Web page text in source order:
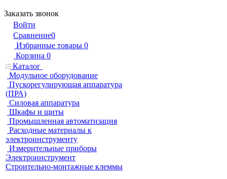
Заказать звонок
Войти
Сравнение0
Избранные товары 0
Корзина 0
Каталог
Модульное оборудование
Пускорегулирующая аппаратура
(ПРА)
Силовая аппаратура
Шкафы и щиты
Промышленная автоматизация
Расходные материалы к
электроинструменту
Измерительные приборы
Электроинструмент
Строительно-монтажные клеммы